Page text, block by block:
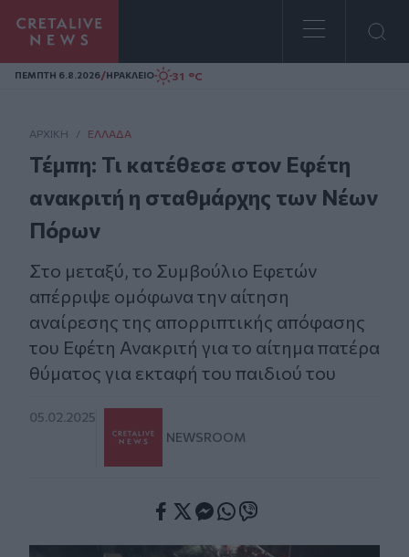
Homepage
ΠΕΜΠΤΗ 6.8.2026/ΗΡΑΚΛΕΙΟ 31 °C
ΑΡΧΙΚΗ / ΕΛΛΆΔΑ
Τέμπη: Τι κατέθεσε στον Εφέτη
ανακριτή η σταθμάρχης των Νέων
Πόρων
Στο μεταξύ, το Συμβούλιο Εφετών
απέρριψε ομόφωνα την αίτηση
αναίρεσης της απορριπτικής απόφασης
του Εφέτη Ανακριτή για το αίτημα πατέρα
θύματος για εκταφή του παιδιού του
05.02.2025
NEWSROOM